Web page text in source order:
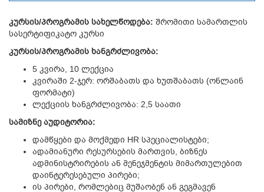
კურსის/პროგრამის სახელწოდება: შრომითი სამართლის
სასერტიფიკატო კურსი
კურსის/პროგრამის ხანგრძლივობა:
5 კვირა, 10 ლექცია
კვირაში 2-ჯერ: ორშაბათს და ხუთშაბათს (ონლაინ
ფორმატი)
ლექციის ხანგრძლივობა: 2,5 საათი
სამიზნე აუდიტორია:
დამწყები და მოქმედი HR სპეციალისტები;
ადამიანური რესურსების მართვის, ბიზნეს
ადმინისტრირების ან მენეჯმენტის მიმართულებით
დაინტერესებული პირები;
ის პირები, რომლებიც მუშაობენ ან გეგმავენ